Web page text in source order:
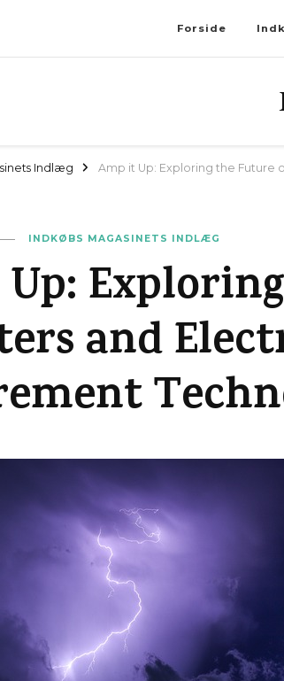
Forside
Indlæg Amp it Up: Exploring the Future
INDKØBS MAGASINETS INDLÆG
and